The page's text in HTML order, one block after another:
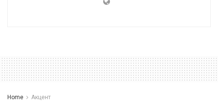
Home Акцент